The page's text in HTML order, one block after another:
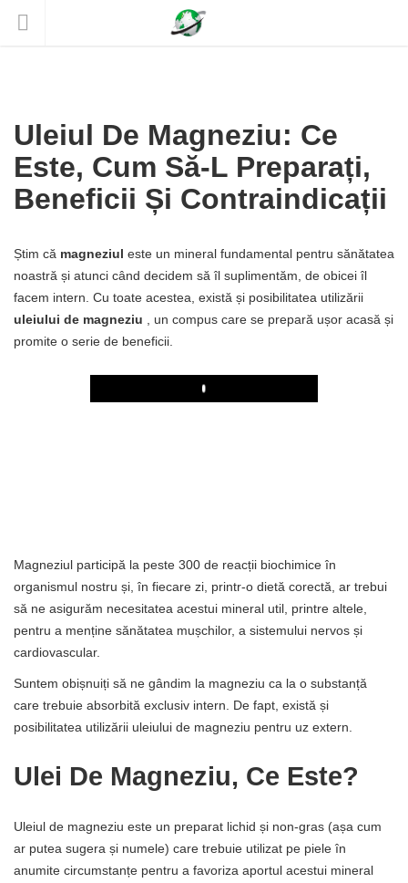
Uleiul De Magneziu: Ce
Este, Cum Să-L Preparați,
Beneficii Și Contraindicații
Știm că magneziul este un mineral fundamental pentru sănătatea
noastră și atunci când decidem să îl suplimentăm, de obicei îl
facem intern. Cu toate acestea, există și posibilitatea utilizării
uleiului de magneziu , un compus care se prepară ușor acasă și
promite o serie de beneficii.
Play
Magneziul participă la peste 300 de reacții biochimice în
organismul nostru și, în fiecare zi, printr-o dietă corectă, ar trebui
să ne asigurăm necesitatea acestui mineral util, printre altele,
pentru a menține sănătatea mușchilor, a sistemului nervos și
cardiovascular.
Suntem obișnuiți să ne gândim la magneziu ca la o substanță
care trebuie absorbită exclusiv intern. De fapt, există și
posibilitatea utilizării uleiului de magneziu pentru uz extern.
Ulei De Magneziu, Ce Este?
Uleiul de magneziu este un preparat lichid și non-gras (așa cum
ar putea sugera și numele) care trebuie utilizat pe piele în
anumite circumstanțe pentru a favoriza aportul acestui mineral